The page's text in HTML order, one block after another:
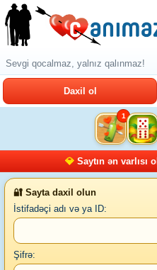
Sevgi qocalmaz, yalnız qalınmaz!
Daxil ol
1
💎 Saytın ən varlısı ol
🔐 Sayta daxil olun
İstifadəçi adı və ya ID:
Şifrə: